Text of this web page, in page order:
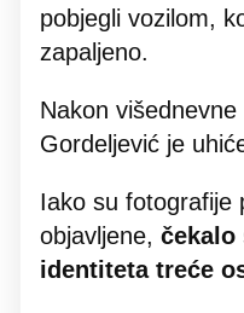
pobjegli vozilom,
zapaljeno.
Nakon
Gordeljević je
Iako su fotografije
objavljene, čekalo
identiteta treće